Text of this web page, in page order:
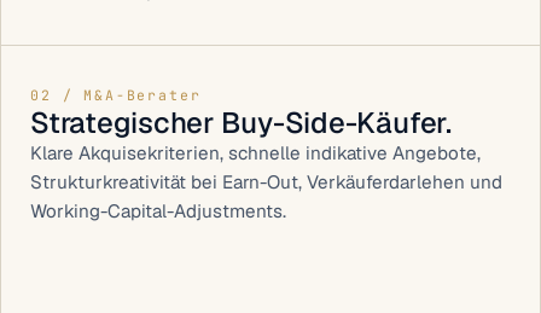
02 / M&A-Berater
Strategischer Buy-Side-Käufer.
Klare Akquisekriterien, schnelle indikative Angebote,
Strukturkreativität bei Earn-Out, Verkäuferdarlehen und
Working-Capital-Adjustments.